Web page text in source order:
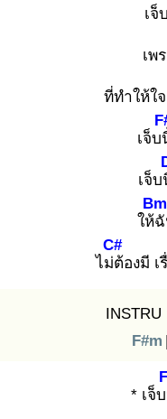
เจ็
เพ
ที่ทำให้ใ
เจ็บ
เจ็
ให้ฉั
Bm
ไม่ต้
C#
องมี เ
INSTRU
F#m |
* เจ็